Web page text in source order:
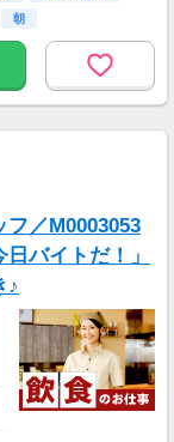
朝
／M0003053
バイトだ！」
♪